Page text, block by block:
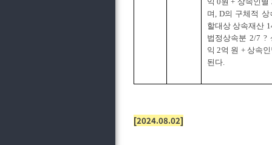
며, D의 구체적
할대상 상속재산
법정상속분 2/7 ?
익 2억 원 + 상속
된다.
[2024.08.02]